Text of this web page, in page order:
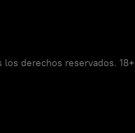
derechos reservados. 18+